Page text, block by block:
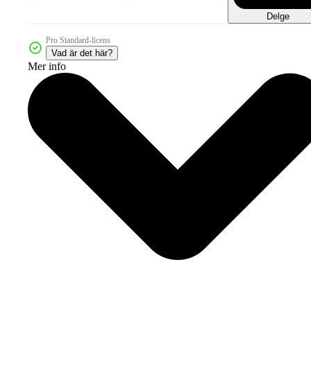
Delge
Pro Standard-licens
Vad är det här?
Mer info